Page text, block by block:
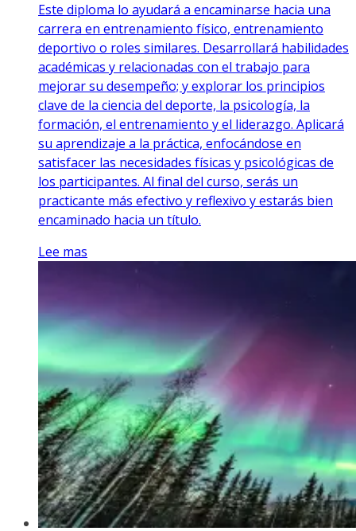
Este diploma lo ayudará a encaminarse hacia una
carrera en entrenamiento físico, entrenamiento
deportivo o roles similares. Desarrollará habilidades
académicas y relacionadas con el trabajo para
mejorar su desempeño; y explorar los principios
clave de la ciencia del deporte, la psicología, la
formación, el entrenamiento y el liderazgo. Aplicará
su aprendizaje a la práctica, enfocándose en
satisfacer las necesidades físicas y psicológicas de
los participantes. Al final del curso, serás un
practicante más efectivo y reflexivo y estarás bien
encaminado hacia un título.
Lee mas